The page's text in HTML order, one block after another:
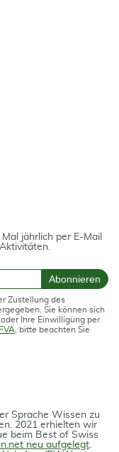
jährlich per E-Mail
Abonnieren
Zustellung des
Sie können sich
Ihre Einwilligung per
FVA , bitte beachten Sie
Spra­che Wissen zu
2021 erhielten wir
beim Best of Swiss
neu aufgelegt